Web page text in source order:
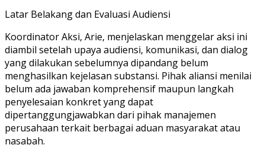
​Latar Belakang dan Evaluasi Audiensi
​Koordinator Aksi, Arie, menjelaskan menggelar aksi ini
diambil setelah upaya audiensi, komunikasi, dan dialog
yang dilakukan sebelumnya dipandang belum
menghasilkan kejelasan substansi. Pihak aliansi menilai
belum ada jawaban komprehensif maupun langkah
penyelesaian konkret yang dapat
dipertanggungjawabkan dari pihak manajemen
perusahaan terkait berbagai aduan masyarakat atau
nasabah.